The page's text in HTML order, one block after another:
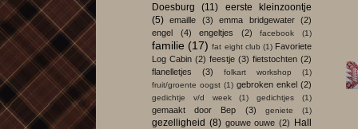
Doesburg (11)
eerste kleinzoontje
(5)
emaille (3) emma bridgewater
(2)
engel
(4) engeltjes (2) facebook (1)
familie (17) fat eight club (1) Favoriete
Log Cabin (2) feestje (3) fietstochten (2)
flanelletjes
(3) folkart workshop
(1)
fruit/groente oogst (1) gebroken enkel (2)
gedichtje v/d week (1) gedichtjes (1)
gemaakt door Bep (3) geniete (1)
gezelligheid (8) gouwe ouwe (2)
Hall